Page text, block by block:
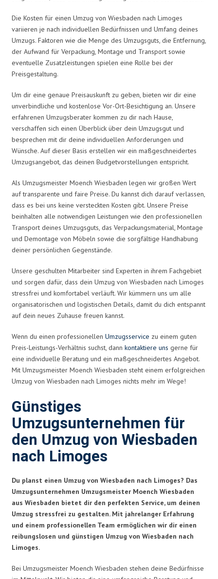
Die Kosten für einen Umzug von Wiesbaden nach Limoges
variieren je nach individuellen Bedürfnissen und Umfang deines
Umzugs. Faktoren wie die Menge des Umzugsguts, die Entfernung,
der Aufwand für Verpackung, Montage und Transport sowie
eventuelle Zusatzleistungen spielen eine Rolle bei der
Preisgestaltung.
Um dir eine genaue Preisauskunft zu geben, bieten wir dir eine
unverbindliche und kostenlose Vor-Ort-Besichtigung an. Unsere
erfahrenen Umzugsberater kommen zu dir nach Hause,
verschaffen sich einen Überblick über dein Umzugsgut und
besprechen mit dir deine individuellen Anforderungen und
Wünsche. Auf dieser Basis erstellen wir ein maßgeschneidertes
Umzugsangebot, das deinen Budgetvorstellungen entspricht.
Als Umzugsmeister Moench Wiesbaden legen wir großen Wert
auf transparente und faire Preise. Du kannst dich darauf verlassen,
dass es bei uns keine versteckten Kosten gibt. Unsere Preise
beinhalten alle notwendigen Leistungen wie den professionellen
Transport deines Umzugsguts, das Verpackungsmaterial, Montage
und Demontage von Möbeln sowie die sorgfältige Handhabung
deiner persönlichen Gegenstände.
Unsere geschulten Mitarbeiter sind Experten in ihrem Fachgebiet
und sorgen dafür, dass dein Umzug von Wiesbaden nach Limoges
stressfrei und komfortabel verläuft. Wir kümmern uns um alle
organisatorischen und logistischen Details, damit du dich entspannt
auf dein neues Zuhause freuen kannst.
Wenn du einen professionellen Umzugsservice zu einem guten
Preis-Leistungs-Verhältnis suchst, dann kontaktiere uns gerne für
eine individuelle Beratung und ein maßgeschneidertes Angebot.
Mit Umzugsmeister Moench Wiesbaden steht einem erfolgreichen
Umzug von Wiesbaden nach Limoges nichts mehr im Wege!
Günstiges
Umzugsunternehmen für
den Umzug von Wiesbaden
nach Limoges
Du planst einen Umzug von Wiesbaden nach Limoges? Das
Umzugsunternehmen Umzugsmeister Moench Wiesbaden
aus Wiesbaden bietet dir den perfekten Service, um deinen
Umzug stressfrei zu gestalten. Mit jahrelanger Erfahrung
und einem professionellen Team ermöglichen wir dir einen
reibungslosen und günstigen Umzug von Wiesbaden nach
Limoges.
Bei Umzugsmeister Moench Wiesbaden stehen deine Bedürfnisse